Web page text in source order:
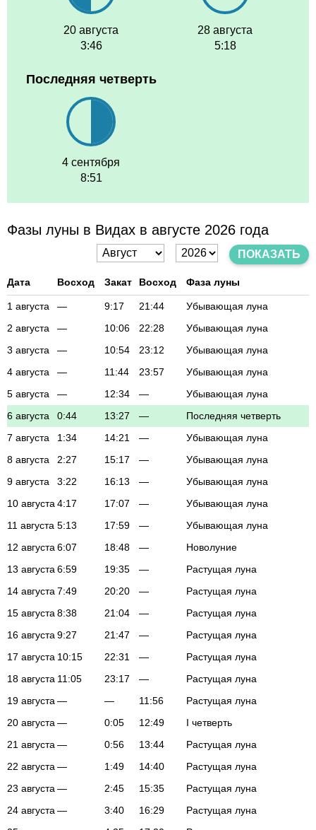
20 августа
3:46
28 августа
5:18
Последняя четверть
4 сентября
8:51
Фазы луны в Видах в августе 2026 года
ПОКАЗАТЬ
Дата Восход Закат Восход Фаза луны
1 августа — 9:17 21:44
Убывающая луна
2 августа
— 10:06 22:28
Убывающая луна
3 августа
— 10:54 23:12
Убывающая луна
4 августа
— 11:44 23:57
Убывающая луна
5 августа
— 12:34 —
Убывающая луна
6 августа
0:44 13:27 —
Последняя четверть
7 августа
1:34 14:21 —
Убывающая луна
8 августа
2:27 15:17 —
Убывающая луна
9 августа
3:22 16:13 —
Убывающая луна
10 августа 4:17 17:07 —
Убывающая луна
11 августа 5:13 17:59 —
Убывающая луна
12 августа 6:07 18:48 —
Новолуние
13 августа 6:59 19:35 —
Растущая луна
14 августа 7:49 20:20 —
Растущая луна
15 августа 8:38 21:04 —
Растущая луна
16 августа 9:27 21:47 —
Растущая луна
17 августа 10:15 22:31 —
Растущая луна
18 августа 11:05 23:17 —
Растущая луна
19 августа — — 11:56
Растущая луна
20 августа — 0:05 12:49
I четверть
21 августа — 0:56 13:44
Растущая луна
22 августа — 1:49 14:40
Растущая луна
23 августа — 2:45 15:35
Растущая луна
24 августа — 3:40 16:29
Растущая луна